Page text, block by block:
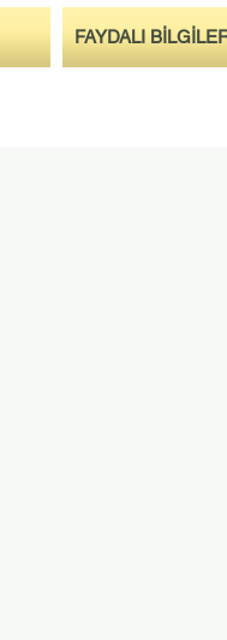
FAYDALI